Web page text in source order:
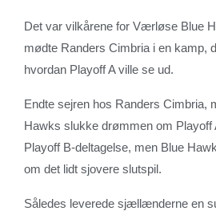
Det var vilkårene for Værløse Blue
mødte Randers Cimbria i en kamp,
hvordan Playoff A ville se ud.
Endte sejren hos Randers Cimbria,
Hawks slukke drømmen om Playoff
Playoff B-deltagelse, men Blue
om det lidt sjovere slutspil.
Således leverede sjællænderne en